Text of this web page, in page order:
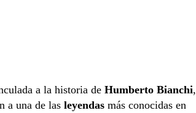
a la historia de Humberto Bianchi,
a una de las leyendas más conocidas en